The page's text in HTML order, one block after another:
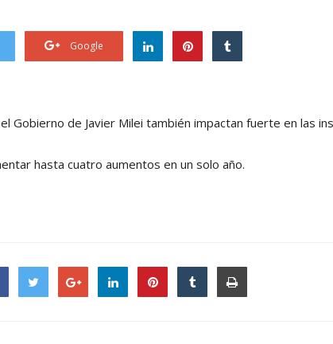
Google
Gobierno de Javier Milei también impactan fuerte en las
hasta cuatro aumentos en un solo año.